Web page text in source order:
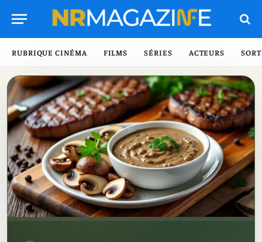
RUBRIQUE CINÉMA FILMS SÉRIES ACTEURS